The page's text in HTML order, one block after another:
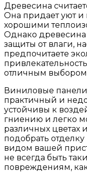
Древесина
Она придает уют и
хорошими
Однако древесина
защиты от влаги,
предпочитаете
отличным
Виниловые
практичный и
устойчивы к
гниению и легко
различных цветах
подобрать
видом вашей
не всегда быть
повреждениям,